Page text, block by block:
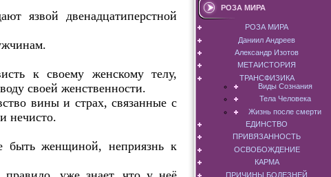
язвой двенадцатиперстной
к своему женскому телу,
своей женственности.
вины и страх, связанные с
нечисто.
быть женщиной, неприязнь к
РОЗА МИРА
РОЗА МИРА
Даниил Андреев
Александр Изотов
МЕТАИСТОРИЯ
ТРАНСФИЗИКА
Виды Сознания
Тела Человека
Жизнь после смерти
ЕДИНСТВО
ПРИВЯЗАННОСТЬ
ОСВОБОЖДЕНИЕ
КАРМА
ПРИЧИНЫ БОЛЕЗНЕЙ